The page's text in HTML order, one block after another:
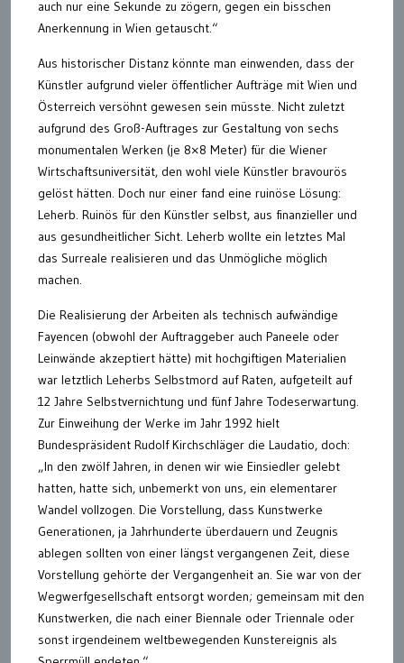
auch nur eine Sekunde zu zögern, gegen ein bisschen
Anerkennung in Wien getauscht.“
Aus historischer Distanz könnte man einwenden, dass der
Künstler aufgrund vieler öffentlicher Aufträge mit Wien und
Österreich versöhnt gewesen sein müsste. Nicht zuletzt
aufgrund des Groß-Auftrages zur Gestaltung von sechs
monumentalen Werken (je 8×8 Meter) für die Wiener
Wirtschaftsuniversität, den wohl viele Künstler bravourös
gelöst hätten. Doch nur einer fand eine ruinöse Lösung:
Leherb. Ruinös für den Künstler selbst, aus finanzieller und
aus gesundheitlicher Sicht. Leherb wollte ein letztes Mal
das Surreale realisieren und das Unmögliche möglich
machen.
Die Realisierung der Arbeiten als technisch aufwändige
Fayencen (obwohl der Auftraggeber auch Paneele oder
Leinwände akzeptiert hätte) mit hochgiftigen Materialien
war letztlich Leherbs Selbstmord auf Raten, aufgeteilt auf
12 Jahre Selbstvernichtung und fünf Jahre Todeserwartung.
Zur Einweihung der Werke im Jahr 1992 hielt
Bundespräsident Rudolf Kirchschläger die Laudatio, doch:
„In den zwölf Jahren, in denen wir wie Einsiedler gelebt
hatten, hatte sich, unbemerkt von uns, ein elementarer
Wandel vollzogen. Die Vorstellung, dass Kunstwerke
Generationen, ja Jahrhunderte überdauern und Zeugnis
ablegen sollten von einer längst vergangenen Zeit, diese
Vorstellung gehörte der Vergangenheit an. Sie war von der
Wegwerfgesellschaft entsorgt worden; gemeinsam mit den
Kunstwerken, die nach einer Biennale oder Triennale oder
sonst irgendeinem weltbewegenden Kunstereignis als